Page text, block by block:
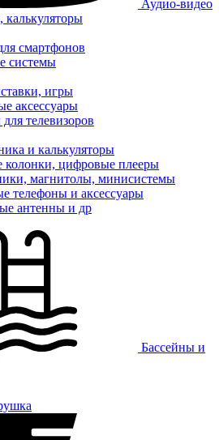
Аудио-видео
калькуляторы
смартфонов
системы
игры
аксессуары
телевизоров
и калькуляторы
колонки, цифровые плееры
магнитолы, минисистемы
телефоны и аксессуары
антенны и др
Бассейны и